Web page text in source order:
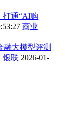
打通“AI购
商业
融大模型评测
银联 2026-01-